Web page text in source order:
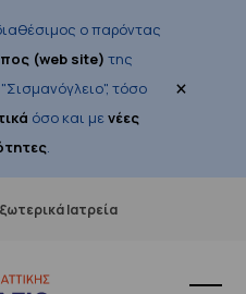
ο παρόντας
(web site) της
τόσο
όσο και μενέες
.
×
Ιατρεία